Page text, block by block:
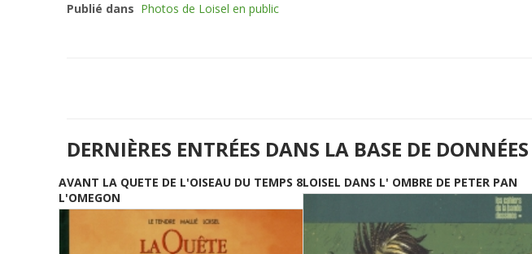
Publié dans Photos de Loisel en public
DERNIÈRES ENTRÉES DANS LA BASE DE DONNÉES
AVANT LA QUETE DE L'OISEAU DU TEMPS 8
L'OMEGON
LOISEL DANS L' OMBRE DE PETER PAN